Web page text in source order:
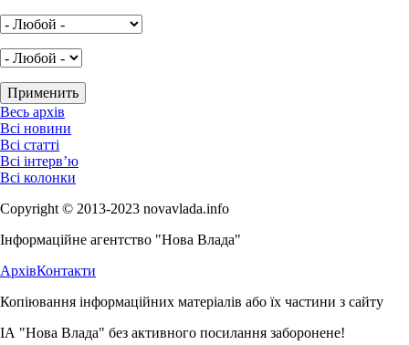
Весь архів
Всі новини
Всі статті
Всі інтерв’ю
Всі колонки
Copyright © 2013-2023 novavlada.info
Інформаційне агентство "Нова Влада"
АрхівКонтакти
Копіювання інформаційних матеріалів або їх частини з сайту
ІА "Нова Влада" без активного посилання заборонене!